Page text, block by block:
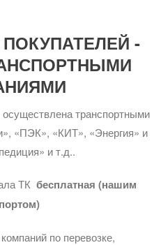
-
транспортными
«ПЭК», «КИТ», «Энергия» и
и т.д..
ТК бесплатная (нашим
по перевозке,